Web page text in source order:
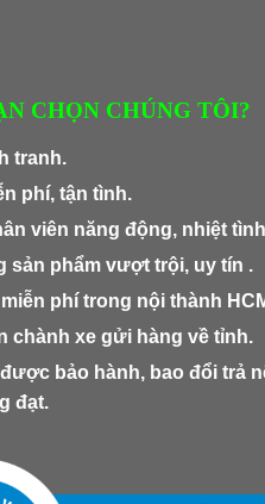
CHỌN CHÚNG TÔI?
tranh.
phí, tận tình.
viên năng động, nhiệt
sản phẩm vượt trội, uy tín .
phí trong nội thành
chành xe gửi hàng về tỉnh.
bảo hành, bao đổi trả
đạt.